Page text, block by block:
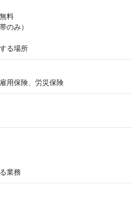
料
のみ）
る場所
用保険、労災保険
業務